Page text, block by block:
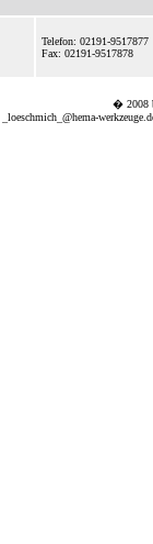
Telefon: 02191-9517877
Fax: 02191-9517878
� 2008
_loeschmich_@hema-